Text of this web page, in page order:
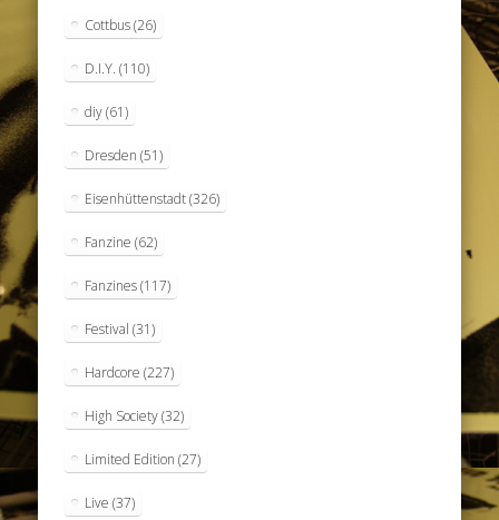
Cottbus(26)
D.I.Y. (110)
diy(61)
Dresden (51)
Eisenhüttenstadt(326)
Fanzine (62)
Fanzines(117)
Festival (31)
Hardcore (227)
High Society(32)
Limited Edition (27)
Live (37)